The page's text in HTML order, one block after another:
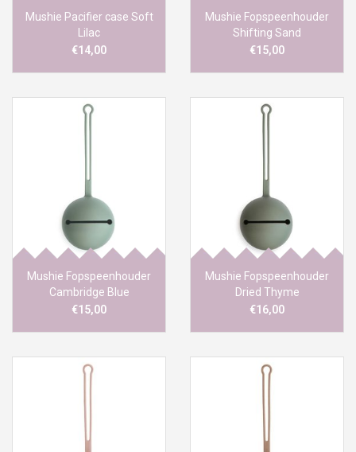
Mushie Pacifier case Soft
Lilac
€14,00
Mushie Fopspeenhouder
Shifting Sand
€15,00
Mushie Fopspeenhouder
Cambridge Blue
€15,00
Mushie Fopspeenhouder
Dried Thyme
€16,00